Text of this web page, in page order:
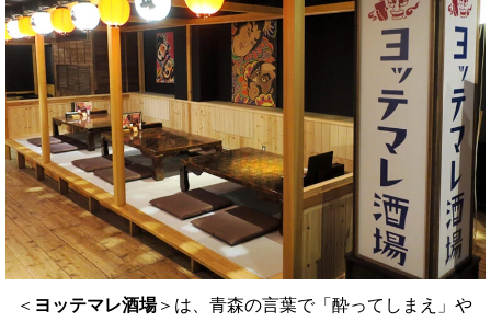
＜ ヨッテマレ酒場＞は、青森の言葉で「酔ってしまえ」や